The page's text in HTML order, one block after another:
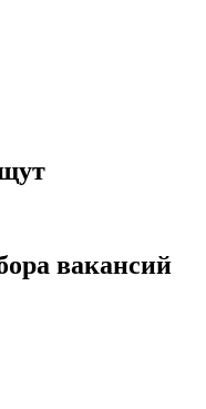
вакансий